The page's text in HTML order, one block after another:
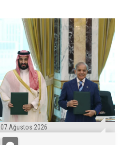
07 Ağustos 2026